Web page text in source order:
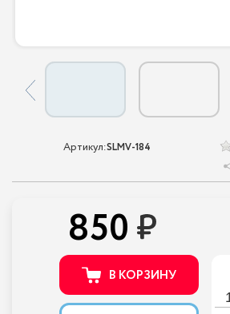
Артикул:SLMV-184
850
В КОРЗИНУ